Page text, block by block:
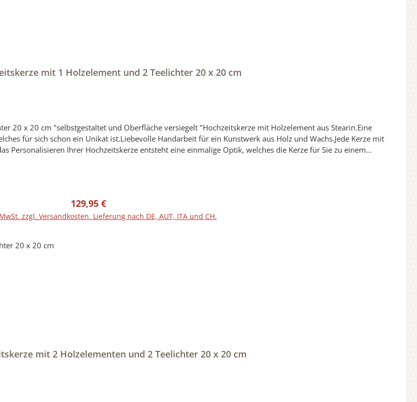
mit 1 Holzelement und 2 Teelichter 20 x 20 cm
Holzelement aus Stearin.Eine
für sich schon ein Unikat ist.Liebevolle Handarbeit für ein Kunstwerk aus Holz und Wachs.Jede Kerze mit
Personalisieren Ihrer Hochzeitskerze entsteht eine einmalige Optik, welches die Kerze für Sie zu einem
der Bestellung.Hersteller-Artikel-Nr.: RUGHZT210217
Regulärer Preis:
129,95 €
zzgl. Versandkosten. Lieferung nach DE, AUT, ITA und CH.
mit 2 Holzelementen und 2 Teelichter 20 x 20 cm